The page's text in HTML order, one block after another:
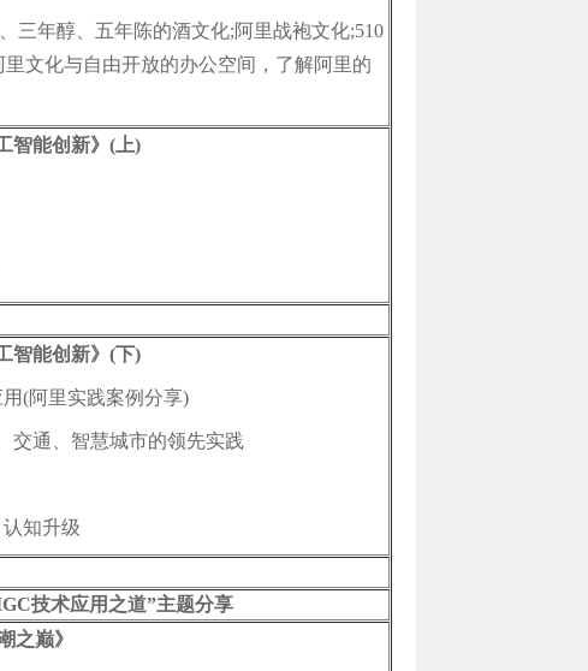
三年醇、五年陈的酒文化;阿里战袍文化;510
文化与自由开放的办公空间，了解阿里的
智能创新》(上)
智能创新》(下)
(阿里实践案例分享)
交通、智慧城市的领先实践
知升级
技术应用之道”主题分享
之巅》